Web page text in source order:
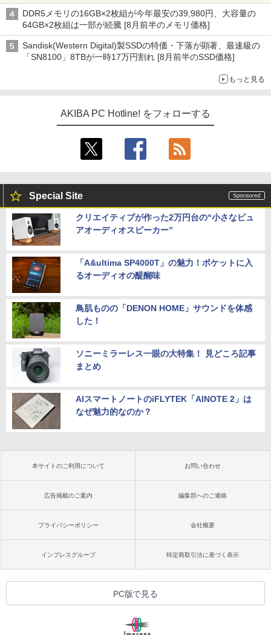
DDR5メモリの16GB×2枚組が今年最安の39,980円、大容量の
64GB×2枚組は一部が続騰 [8月前半のメモリ価格]
Sandisk(Western Digital)製SSDの特価・下落が顕著、最速級の
「SN8100」8TBが一時17万円割れ [8月前半のSSD価格]
もっと見る
AKIBA PC Hotline! をフォローする
Special Site
クリエイティブが作った2万円台の“小さなピュ
アオーディオスピーカー”
「A&ultima SP4000T」の魅力！ポケットに入
るオーディオの醍醐味
鳥肌ものの「DENON HOME」サウンドを体感
した！
ソニーミラーレス一眼の大特集！ 見どころ記事
まとめ
AIスマートノートのiFLYTEK「AINOTE 2」は
なぜ魅力的なのか？
本サイトのご利用について お問い合わせ
広告掲載のご案内 編集部へのご連絡
プライバシーポリシー 会社概要
インプレスグループ 特定商取引法に基づく表示
PC版で見る